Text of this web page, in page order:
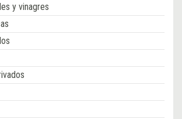
y vinagres